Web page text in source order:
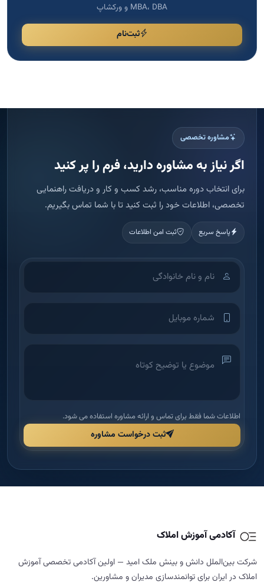
MBA، DBA و ورکشاپ
ثبت‌نام
مشاوره تخصصی
اگر نیاز به مشاوره دارید، فرم را پر کنید
برای انتخاب دوره مناسب، رشد کسب و کار و دریافت راهنمایی
تخصصی، اطلاعات خود را ثبت کنید تا با شما تماس بگیریم.
پاسخ سریع ثبت امن اطلاعات
اطلاعات شما فقط برای تماس و ارائه مشاوره استفاده می شود.
ثبت درخواست مشاوره
آکادمی آموزش املاک
شرکت بین‌الملل دانش و بینش ملک امید — اولین آکادمی تخصصی آموزش
املاک در ایران برای توانمندسازی مدیران و مشاورین.